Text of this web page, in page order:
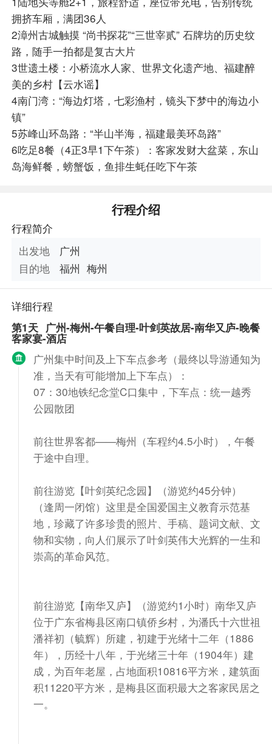
拥挤车厢，满团36人
2漳州古城触摸 “尚书探花”“三世宰贰” 石牌坊的历史纹
路，随手一拍都是复古大片
3世遗土楼：小桥流水人家、世界文化遗产地、福建醉
美的乡村【云水谣】
4南门湾：“海边灯塔，七彩渔村，镜头下梦中的海边小
镇”
5苏峰山环岛路：“半山半海，福建最美环岛路”
6吃足8餐（4正3早1下午茶）：客家发财大盆菜，东山
岛海鲜餐，螃蟹饭，鱼排生蚝任吃下午茶
行程介绍
行程简介
出发地
广州
目的地
福州 梅州
详细行程
第1天 广州-梅州-午餐自理-叶剑英故居-南华又庐-晚餐
客家宴-酒店
广州集中时间及上下车点参考（最终以导游通知为
准，当天有可能增加上下车点）：
07：30地铁纪念堂C口集中，下车点：统一越秀
公园散团
前往世界客都——梅州（车程约4.5小时），午餐
于途中自理。
前往游览【叶剑英纪念园】（游览约45分钟）
（逢周一闭馆）这里是全国爱国主义教育示范基
地，珍藏了许多珍贵的照片、手稿、题词文献、文
物和实物，向人们展示了叶剑英伟大光辉的一生和
崇高的革命风范。
前往游览【南华又庐】（游览约1小时）南华又庐
位于广东省梅县区南口镇侨乡村，为潘氏十六世祖
潘祥初（毓辉）所建，初建于光绪十二年（1886
年），历经十八年，于光绪三十年（1904年）建
成，为百年老屋，占地面积10816平方米，建筑面
积11220平方米，是梅县区面积最大之客家民居之
一。